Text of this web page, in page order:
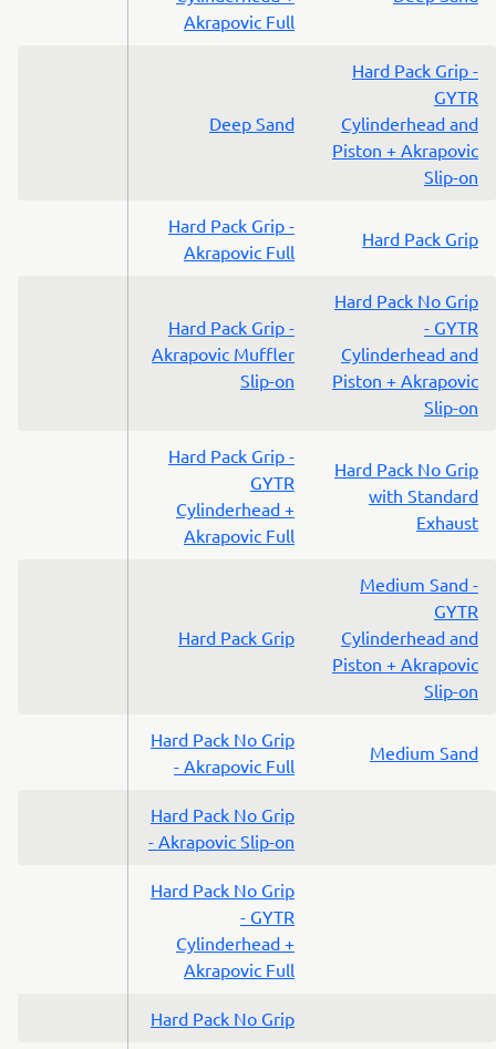
Akrapovic Full
Deep Sand
Hard Pack Grip -
GYTR
Cylinderhead and
Piston + Akrapovic
Slip-on
Hard Pack Grip -
Akrapovic Full
Hard Pack Grip
Hard Pack Grip -
Akrapovic Muffler
Slip-on
Hard Pack No Grip
- GYTR
Cylinderhead and
Piston + Akrapovic
Slip-on
Hard Pack Grip -
GYTR
Cylinderhead +
Akrapovic Full
Hard Pack No Grip
with Standard
Exhaust
Hard Pack Grip
Medium Sand -
GYTR
Cylinderhead and
Piston + Akrapovic
Slip-on
Hard Pack No Grip
- Akrapovic Full
Medium Sand
Hard Pack No Grip
- Akrapovic Slip-on
Hard Pack No Grip
- GYTR
Cylinderhead +
Akrapovic Full
Hard Pack No Grip